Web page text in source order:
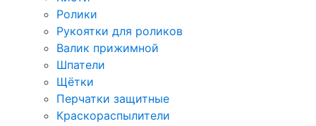
Ролики
Рукоятки для роликов
Валик прижимной
Шпатели
Щётки
Перчатки защитные
Краскораспылители